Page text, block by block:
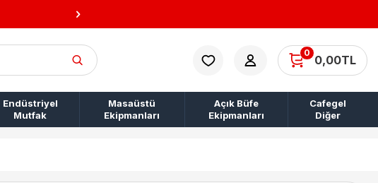
0
0,00TL
Endüstriyel
Mutfak
Masaüstü
Ekipmanları
Açık Büfe
Ekipmanları
Cafegel
Diğer